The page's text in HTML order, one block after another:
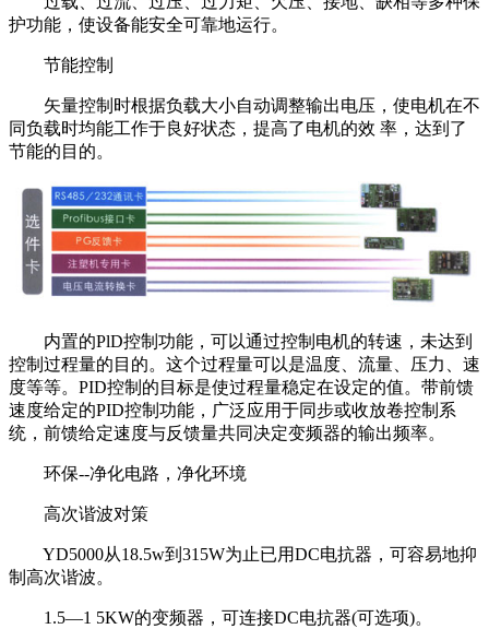
护功能，使设备能安全可靠地运行。
节能控制
矢量控制时根据负载大小自动调整输出电压，使电机在不
同负载时均能工作于良好状态，提高了电机的效 率，达到了
节能的目的。
内置的PlD控制功能，可以通过控制电机的转速，未达到
控制过程量的目的。这个过程量可以是温度、流量、压力、速
度等等。PID控制的目标是使过程量稳定在设定的值。带前馈
速度给定的PID控制功能，广泛应用于同步或收放卷控制系
统，前馈给定速度与反馈量共同决定变频器的输出频率。
环保--净化电路，净化环境
高次谐波对策
YD5000从18.5w到315W为止已用DC电抗器，可容易地抑
制高次谐波。
1.5—1 5KW的变频器，可连接DC电抗器(可选项)。